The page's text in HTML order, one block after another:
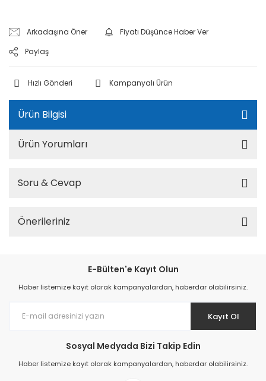
Arkadaşına Öner
Fiyatı Düşünce Haber Ver
Paylaş
Hızlı Gönderi Kampanyalı Ürün
Ürün Bilgisi
Ürün Yorumları
Soru & Cevap
Önerileriniz
E-Bülten'e Kayıt Olun
Haber listemize kayıt olarak kampanyalardan, haberdar olabilirsiniz.
Kayıt Ol
Sosyal Medyada Bizi Takip Edin
Haber listemize kayıt olarak kampanyalardan, haberdar olabilirsiniz.